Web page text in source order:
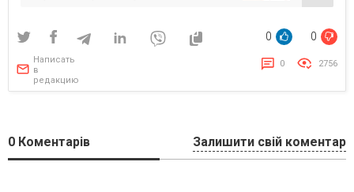
0 0
Написать
в
редакцию
0 2756
0 Коментарів Залишити свій коментар